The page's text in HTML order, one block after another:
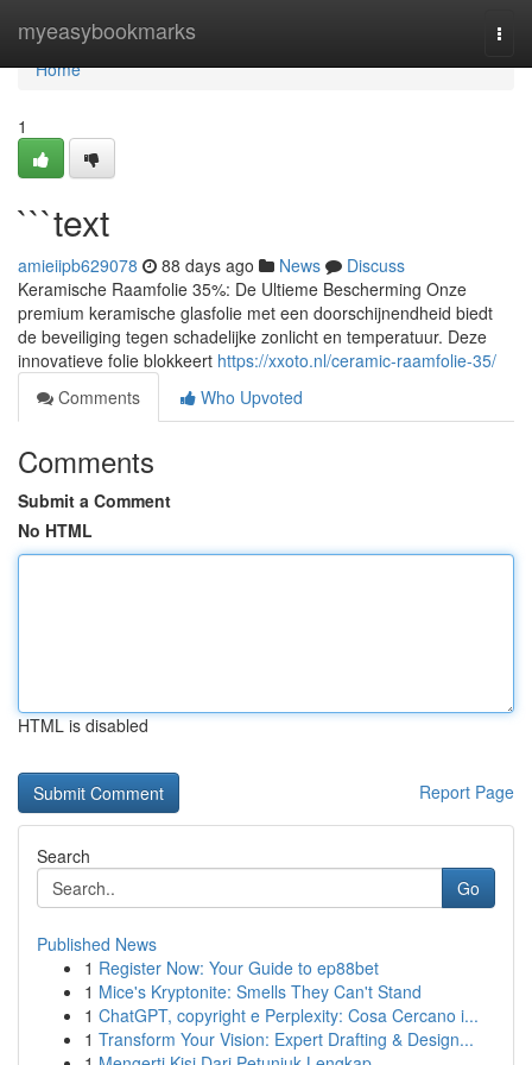
myeasybookmarks
Home
Home
1
```text
amieiipb629078 88 days ago News
Discuss
Keramische Raamfolie 35%: De Ultieme Bescherming Onze
premium keramische glasfolie met een doorschijnendheid biedt
de beveiliging tegen schadelijke zonlicht en temperatuur. Deze
innovatieve folie blokkeert https://xxoto.nl/ceramic-raamfolie-35/
Comments
Who Upvoted
Comments
Submit a Comment
No HTML
HTML is disabled
Report Page
Search
Go
Published News
1 Register Now: Your Guide to ep88bet
1 Mice's Kryptonite: Smells They Can't Stand
1 ChatGPT, copyright e Perplexity: Cosa Cercano i...
1 Transform Your Vision: Expert Drafting & Design...